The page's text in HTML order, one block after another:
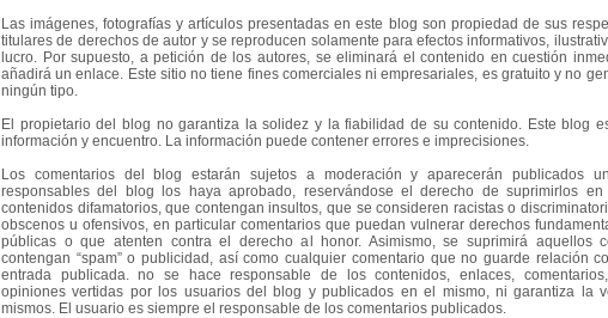
Las imágenes, fotografías y artículos presentadas en este blog son propiedad de sus
titulares de derechos de autor y se reproducen solamente para efectos informativos,
lucro. Por supuesto, a petición de los autores, se eliminará el contenido en cuestión
añadirá un enlace. Este sitio no tiene fines comerciales ni empresariales, es gratuito y no
ningún tipo.
El propietario del blog no garantiza la solidez y la fiabilidad de su contenido. Este blog
información y encuentro. La información puede contener errores e imprecisiones.
Los comentarios del blog estarán sujetos a moderación y aparecerán publicados
responsables del blog los haya aprobado, reservándose el derecho de suprimirlos
contenidos difamatorios, que contengan insultos, que se consideren racistas o
obscenos u ofensivos, en particular comentarios que puedan vulnerar derechos
públicas o que atenten contra el derecho al honor. Asimismo, se suprimirá aquellos
contengan “spam” o publicidad, así como cualquier comentario que no guarde relación
entrada publicada. no se hace responsable de los contenidos, enlaces,
opiniones vertidas por los usuarios del blog y publicados en el mismo, ni garantiza la
mismos. El usuario es siempre el responsable de los comentarios publicados.